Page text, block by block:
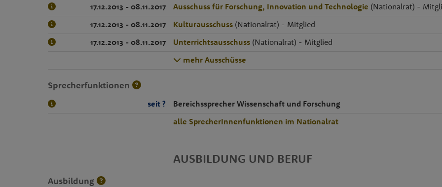
17.12.2013 - 08.11.2017
Ausschuss für Forschung, Innovation und Technologie (Nationalrat) -
17.12.2013 - 08.11.2017
Kulturausschuss (Nationalrat) - Mitglied
17.12.2013 - 08.11.2017
Unterrichtsausschuss (Nationalrat) - Mitglied
mehr Ausschüsse
Sprecherfunktionen
seit ?
Bereichssprecher Wissenschaft und Forschung
alle SprecherInnenfunktionen im Nationalrat
AUSBILDUNG UND BERUF
Ausbildung